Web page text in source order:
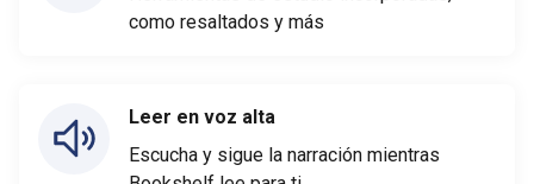
como resaltados y más
Leer en voz alta
Escucha y sigue la narración mientras